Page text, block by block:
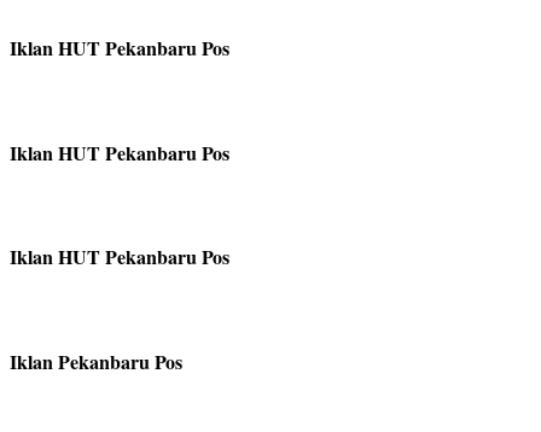
Iklan HUT Pekanbaru Pos
Iklan HUT Pekanbaru Pos
Iklan HUT Pekanbaru Pos
Iklan Pekanbaru Pos